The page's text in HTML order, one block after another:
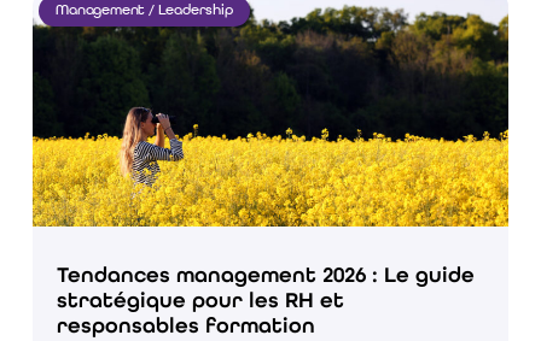
Management / Leadership
Tendances management 2026 : Le guide
stratégique pour les RH et
responsables formation